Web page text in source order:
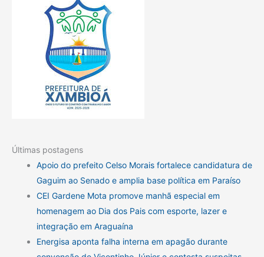
Últimas postagens
Apoio do prefeito Celso Morais fortalece candidatura de
Gaguim ao Senado e amplia base política em Paraíso
CEI Gardene Mota promove manhã especial em
homenagem ao Dia dos Pais com esporte, lazer e
integração em Araguaína
Energisa aponta falha interna em apagão durante